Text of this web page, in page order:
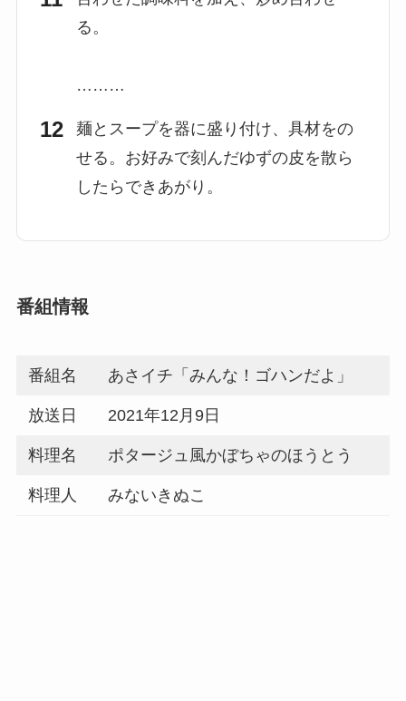
る。
………
麺とスープを器に盛り付け、具材をの
せる。お好みで刻んだゆずの皮を散ら
したらできあがり。
番組情報
番組名 あさイチ「みんな！ゴハンだよ」
放送日 2021年12月9日
料理名 ポタージュ風かぼちゃのほうとう
料理人 みないきぬこ